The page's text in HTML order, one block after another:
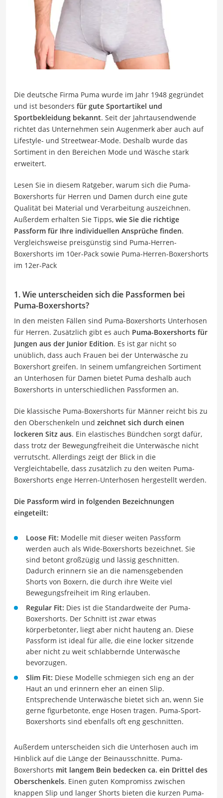
Die deutsche Firma Puma wurde im Jahr 1948 gegründet
und ist besonders für gute Sportartikel und
Sportbekleidung bekannt. Seit der Jahrtausendwende
richtet das Unternehmen sein Augenmerk aber auch auf
Lifestyle- und Streetwear-Mode. Deshalb wurde das
Sortiment in den Bereichen Mode und Wäsche stark
erweitert.
Lesen Sie in diesem Ratgeber, warum sich die Puma-
Boxershorts für Herren und Damen durch eine gute
Qualität bei Material und Verarbeitung auszeichnen.
Außerdem erhalten Sie Tipps, wie Sie die richtige
Passform für Ihre individuellen Ansprüche finden.
Vergleichsweise preisgünstig sind Puma-Herren-
Boxershorts im 10er-Pack sowie Puma-Herren-Boxershorts
im 12er-Pack
1. Wie unterscheiden sich die Passformen bei
Puma-Boxershorts?
In den meisten Fällen sind Puma-Boxershorts Unterhosen
für Herren. Zusätzlich gibt es auch Puma-Boxershorts für
Jungen aus der Junior Edition. Es ist gar nicht so
unüblich, dass auch Frauen bei der Unterwäsche zu
Boxershort greifen. In seinem umfangreichen Sortiment
an Unterhosen für Damen bietet Puma deshalb auch
Boxershorts in unterschiedlichen Passformen an.
Die klassische Puma-Boxershorts für Männer reicht bis zu
den Oberschenkeln und zeichnet sich durch einen
lockeren Sitz aus. Ein elastisches Bündchen sorgt dafür,
dass trotz der Bewegungfreiheit die Unterwäsche nicht
verrutscht. Allerdings zeigt der Blick in die
Vergleichtabelle, dass zusätzlich zu den weiten Puma-
Boxershorts enge Herren-Unterhosen hergestellt werden.
Die Passform wird in folgenden Bezeichnungen
eingeteilt:
Loose Fit: Modelle mit dieser weiten Passform
werden auch als Wide-Boxershorts bezeichnet. Sie
sind betont großzügig und lässig geschnitten.
Dadurch erinnern sie an die namensgebenden
Shorts von Boxern, die durch ihre Weite viel
Bewegungsfreiheit im Ring erlauben.
Regular Fit: Dies ist die Standardweite der Puma-
Boxershorts. Der Schnitt ist zwar etwas
körperbetonter, liegt aber nicht hauteng an. Diese
Passform ist ideal für alle, die eine locker sitzende
aber nicht zu weit schlabbernde Unterwäsche
bevorzugen.
Slim Fit: Diese Modelle schmiegen sich eng an der
Haut an und erinnern eher an einen Slip.
Entsprechende Unterwäsche bietet sich an, wenn Sie
gerne figurbetonte, enge Hosen tragen. Puma-Sport-
Boxershorts sind ebenfalls oft eng geschnitten.
Außerdem unterscheiden sich die Unterhosen auch im
Hinblick auf die Länge der Beinausschnitte. Puma-
Boxershorts mit langem Bein bedecken ca. ein Drittel des
Oberschenkels. Einen guten Kompromiss zwischen
knappen Slip und langer Shorts bieten die kurzen Puma-